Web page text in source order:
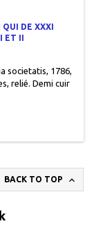
DE XXXI
ET II
societatis, 1786,
relié. Demi cuir
mors
or. Plats
peu émoussés,
BACK TO TOP 